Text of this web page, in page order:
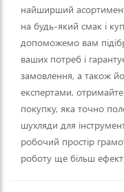
найширший
на будь-який смак і
допоможемо вам
ваших потреб і
замовлення, а також
експертами, отримайте
покупку, яка точно
шухляди для
робочий простір
роботу ще більш